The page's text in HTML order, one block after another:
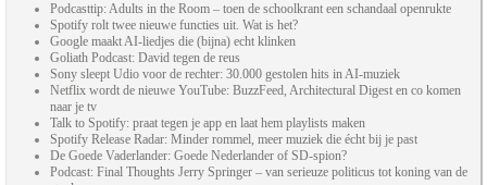
Podcasttip: Adults in the Room – toen de schoolkrant een schandaal openrukte
Spotify rolt twee nieuwe functies uit. Wat is het?
Google maakt AI-liedjes die (bijna) echt klinken
Goliath Podcast: David tegen de reus
Sony sleept Udio voor de rechter: 30.000 gestolen hits in AI-muziek
Netflix wordt de nieuwe YouTube: BuzzFeed, Architectural Digest en co komen
naar je tv
Talk to Spotify: praat tegen je app en laat hem playlists maken
Spotify Release Radar: Minder rommel, meer muziek die écht bij je past
De Goede Vaderlander: Goede Nederlander of SD-spion?
Podcast: Final Thoughts Jerry Springer – van serieuze politicus tot koning van de